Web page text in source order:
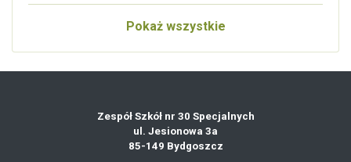
Pokaż wszystkie
Zespół Szkół nr 30 Specjalnych
ul. Jesionowa 3a
85-149 Bydgoszcz